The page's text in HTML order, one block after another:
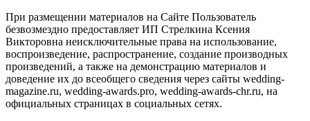
При размещении материалов на Сайте Пользователь
безвозмездно предоставляет ИП Стрелкина Ксения
Викторовна неисключительные права на использование,
воспроизведение, распространение, создание производных
произведений, а также на демонстрацию материалов и
доведение их до всеобщего сведения через сайты wedding-
magazine.ru, wedding-awards.pro, wedding-awards-chr.ru, на
официальных страницах в социальных сетях.